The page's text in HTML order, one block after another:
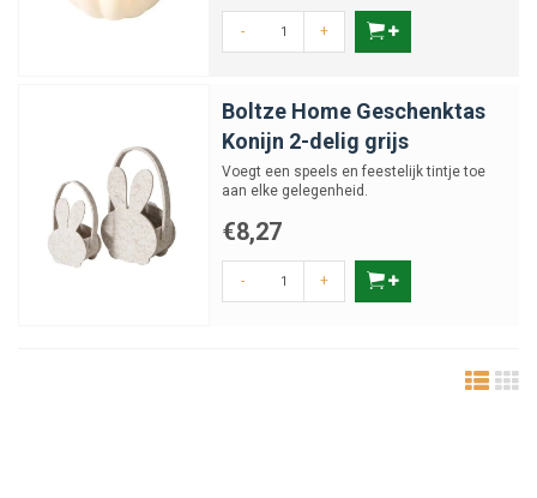
- +
Boltze Home Geschenktas
Konijn 2-delig grijs
Voegt een speels en feestelijk tintje toe
aan elke gelegenheid.
€8,27
- +